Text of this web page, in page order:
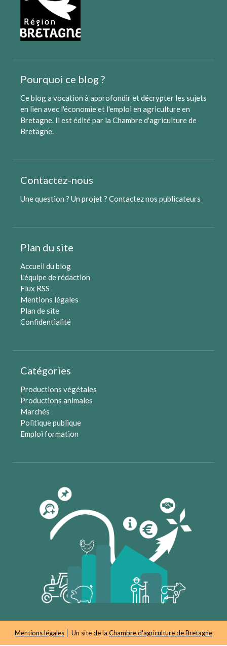
Pourquoi ce blog ?
Ce blog a vocation à approfondir et décrypter les sujets
en lien avec l'économie et l'emploi en agriculture en
Bretagne. Il est édité par la Chambre d'agriculture de
Bretagne.
Contactez-nous
Une question ? Un projet ? Contactez nos publicateurs
Plan du site
Accueil du blog
L'équipe de rédaction
Flux RSS
Mentions légales
Plan de site
Confidentialité
Catégories
Productions végétales
Productions animales
Marchés
Politique publique
Emploi formation
Mentions légales Un site de la Chambre d'agriculture de Bretagne